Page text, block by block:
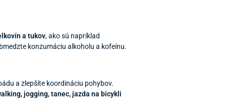
a tukov, ako sú napríklad
konzumáciu alkoholu a kofeínu.
a zlepšíte koordináciu pohybov.
jogging, tanec, jazda na bicykli